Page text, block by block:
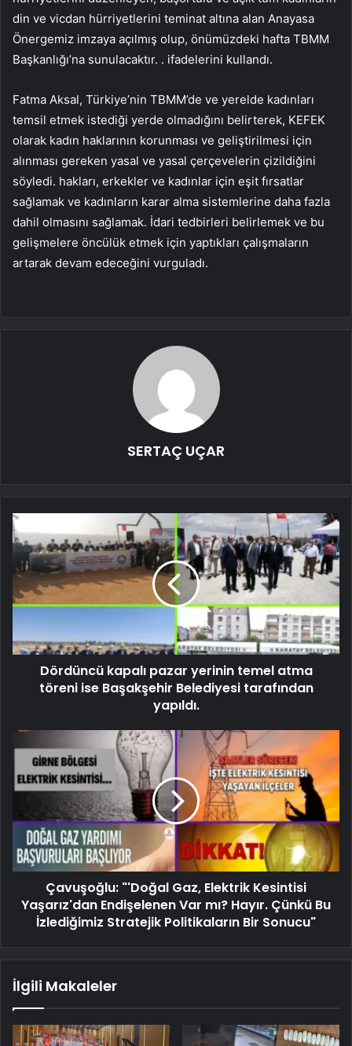
din ve vicdan hürriyetlerini teminat altına alan Anayasa
Önergemiz imzaya açılmış olup, önümüzdeki hafta TBMM
Başkanlığı’na sunulacaktır. . ifadelerini kullandı.
Fatma Aksal, Türkiye’nin TBMM’de ve yerelde kadınları
temsil etmek istediği yerde olmadığını belirterek, KEFEK
olarak kadın haklarının korunması ve geliştirilmesi için
alınması gereken yasal ve yasal çerçevelerin çizildiğini
söyledi. hakları, erkekler ve kadınlar için eşit fırsatlar
sağlamak ve kadınların karar alma sistemlerine daha fazla
dahil olmasını sağlamak. İdari tedbirleri belirlemek ve bu
gelişmelere öncülük etmek için yaptıkları çalışmaların
artarak devam edeceğini vurguladı.
SERTAÇ UÇAR
Dördüncü kapalı pazar yerinin temel atma
töreni ise Başakşehir Belediyesi tarafından
yapıldı.
Çavuşoğlu: "'Doğal Gaz, Elektrik Kesintisi
Yaşarız'dan Endişelenen Var mı? Hayır. Çünkü Bu
İzlediğimiz Stratejik Politikaların Bir Sonucu"
İlgili Makaleler